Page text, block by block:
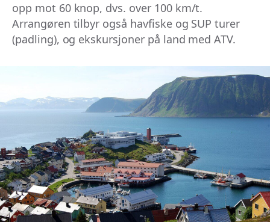
opp mot 60 knop, dvs. over 100 km/t.
Arrangøren tilbyr også havfiske og SUP turer
(padling), og ekskursjoner på land med ATV.